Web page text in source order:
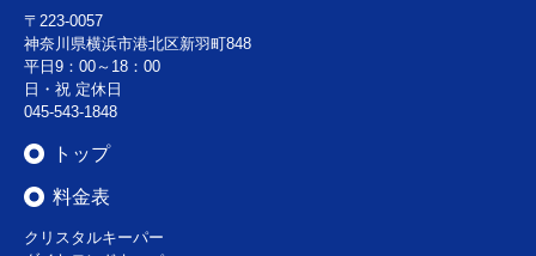
〒223-0057
神奈川県横浜市港北区新羽町848
平日9：00～18：00
日・祝 定休日
045-543-1848
トップ
料金表
クリスタルキーパー